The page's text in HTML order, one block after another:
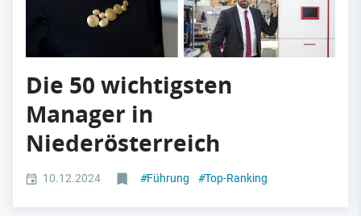
Die 50 wichtigsten
Manager in
Niederösterreich
10.12.2024 #Führung #Top-Ranking